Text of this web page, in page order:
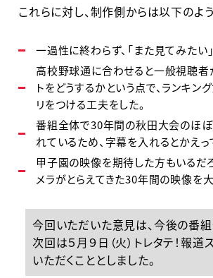
これらに対し、制作側からは以下のよ
一過性に終わらず、「また見てみたい
高校野球通に合わせると一般視聴者
トをどうするかという点で、ランキ
リをつける工夫をした。
番組全体で30年間の秋田大会のほぼ
れているため、字幕を入れるとかえ
甲子園の映像を期待した方もいるだ
メラがとらえてきた30年間の映像を
今回いただいた意見は、今後の番組
次回は５月９日（火）トレタテ！報
いただくこととしました。